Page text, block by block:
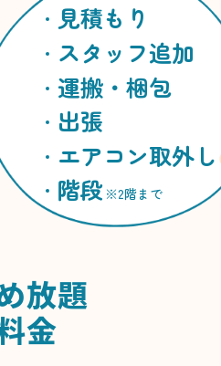
見積もり
スタッフ追加
運搬・梱包
出張
エアコン取外し
階段 ※2階まで
放題
金